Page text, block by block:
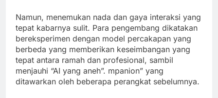
Namun, menemukan nada dan gaya interaksi yang
tepat kabarnya sulit. Para pengembang dikatakan
bereksperimen dengan model percakapan yang
berbeda yang memberikan keseimbangan yang
tepat antara ramah dan profesional, sambil
menjauhi “AI yang aneh”. mpanion” yang
ditawarkan oleh beberapa perangkat sebelumnya.